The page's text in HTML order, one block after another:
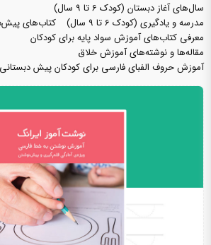
سال‌های آغاز دبستان (کودک 6 تا 9 سال)
مدرسه و یادگیری (کودک 6 تا 9 سال)
کتاب‌های
معرفی کتاب‌های آموزش سواد پایه برای کودکان
مقاله‌ها و نوشته‌های آموزش خلاق
آموزش حروف الفبای فارسی برای کودکان پیش دبستانی